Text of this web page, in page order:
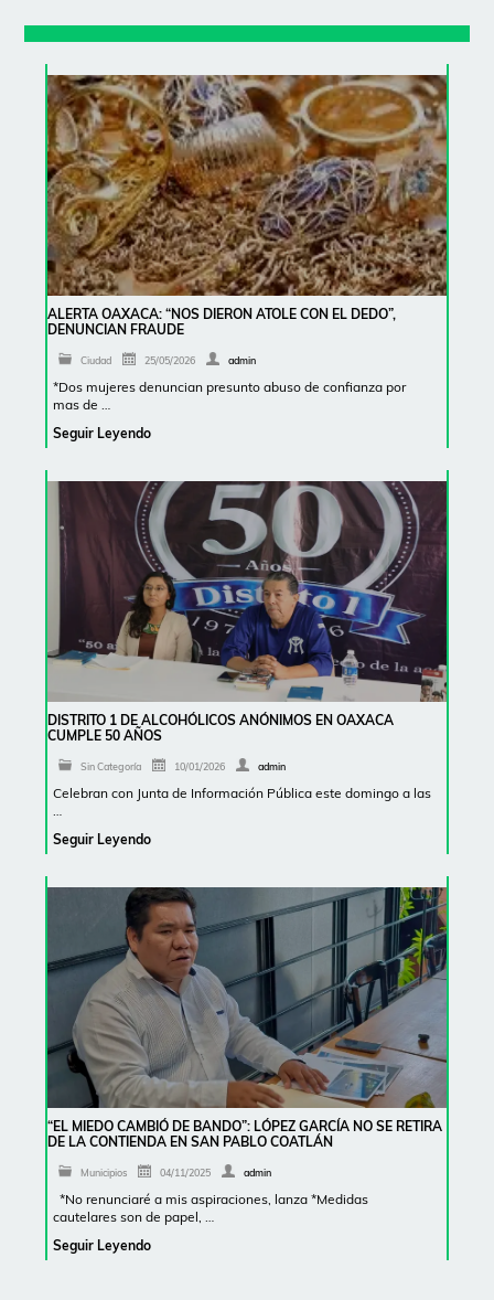
ALERTA OAXACA: “NOS DIERON ATOLE CON EL DEDO”,
DENUNCIAN FRAUDE
Ciudad 25/05/2026 admin
*Dos mujeres denuncian presunto abuso de confianza por
mas de …
Seguir Leyendo
DISTRITO 1 DE ALCOHÓLICOS ANÓNIMOS EN OAXACA
CUMPLE 50 AÑOS
Sin Categoría 10/01/2026 admin
Celebran con Junta de Información Pública este domingo a las
Seguir Leyendo
“EL MIEDO CAMBIÓ DE BANDO”: LÓPEZ GARCÍA NO SE RETIRA
DE LA CONTIENDA EN SAN PABLO COATLÁN
Municipios 04/11/2025 admin
*No renunciaré a mis aspiraciones, lanza *Medidas
cautelares son de papel, …
Seguir Leyendo